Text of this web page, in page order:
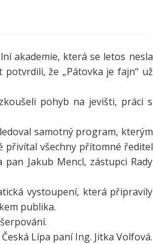
akademie, která se letos nesla
že „Pátovka je fajn“ už
pohyb na jevišti, práci s
samotný program, kterým
přivítal všechny přítomné ředitel
Jakub Mencl, zástupci Rady
vystoupení, která připravily
publika.
Lípa paní Ing. Jitka Volfová.